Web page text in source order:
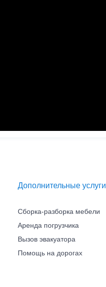
Дополнительные услуги
Сборка-разборка мебели
Аренда погрузчика
Вызов эвакуатора
Помощь на дорогах